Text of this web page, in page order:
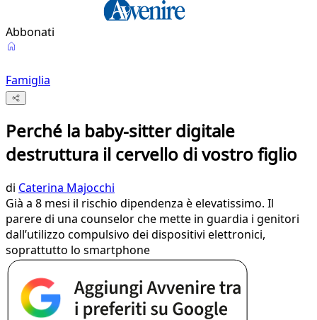
Abbonati
Famiglia
Perché la baby-sitter digitale
destruttura il cervello di vostro figlio
di Caterina Majocchi
Già a 8 mesi il rischio dipendenza è elevatissimo. Il
parere di una counselor che mette in guardia i genitori
dall’utilizzo compulsivo dei dispositivi elettronici,
soprattutto lo smartphone